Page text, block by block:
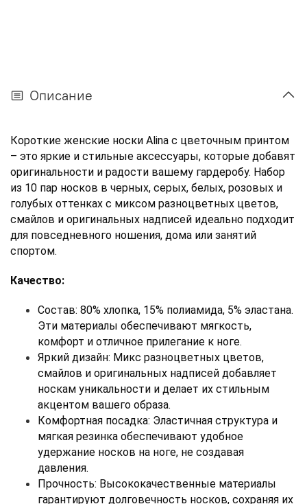
Описание
Короткие женские носки Alina с цветочным принтом
– это яркие и стильные аксессуары, которые добавят
оригинальности и радости вашему гардеробу. Набор
из 10 пар носков в черных, серых, белых, розовых и
голубых оттенках с миксом разноцветных цветов,
смайлов и оригинальных надписей идеально подходит
для повседневного ношения, дома или занятий
спортом.
Качество:
Состав: 80% хлопка, 15% полиамида, 5% эластана.
Эти материалы обеспечивают мягкость,
комфорт и отличное прилегание к ноге.
Яркий дизайн: Микс разноцветных цветов,
смайлов и оригинальных надписей добавляет
носкам уникальности и делает их стильным
акцентом вашего образа.
Комфортная посадка: Эластичная структура и
мягкая резинка обеспечивают удобное
удержание носков на ноге, не создавая
давления.
Прочность: Высококачественные материалы
гарантируют долговечность носков, сохраняя их